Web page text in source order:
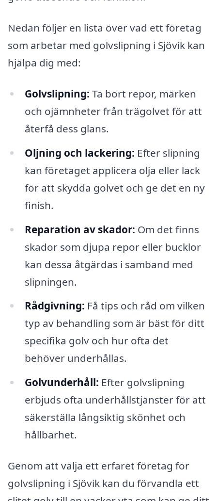
Nedan följer en lista över vad ett företag
som arbetar med golvslipning i Sjövik kan
hjälpa dig med:
Golvslipning: Ta bort repor, märken
och ojämnheter från trägolvet för att
återfå dess glans.
Oljning och lackering: Efter slipning
kan företaget applicera olja eller lack
för att skydda golvet och ge det en ny
finish.
Reparation av skador: Om det finns
skador som djupa repor eller bucklor
kan dessa åtgärdas i samband med
slipningen.
Rådgivning: Få tips och råd om vilken
typ av behandling som är bäst för ditt
specifika golv och hur ofta det
behöver underhållas.
Golvunderhåll: Efter golvslipning
erbjuds ofta underhållstjänster för att
säkerställa långsiktig skönhet och
hållbarhet.
Genom att välja ett erfaret företag för
golvslipning i Sjövik kan du förvandla ett